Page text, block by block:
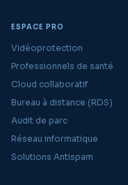
ESPACE PRO
Vidéoprotection
Professionnels de santé
Cloud collaboratif
Bureau à distance (RDS)
Audit de parc
Réseau informatique
Solutions Antispam